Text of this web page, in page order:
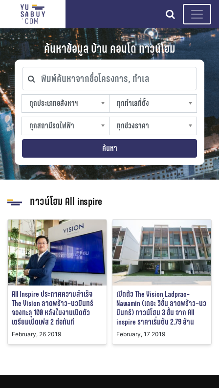
search
ค้นหาข้อมูล บ้าน คอนโด ทาวน์โฮม
พิมพ์ค้นหาจากชื่อโครงการ, ทำเล
ทุกประเภทอสังหาฯ
ทุกประเภทอสังหาฯ
sproperty
ทุกทำเลที่ตั้ง
ทุกทำเลที่ตั้ง
slocation
ทุกสถานีรถไฟฟ้า
ทุกสถานีรถไฟฟ้า
strain-station
ทุกช่วงราคา
ทุกช่วงราคา
sprice
ค้นหา
ทาวน์โฮม All inspire
All Inspire ประกาศความสำเร็จ
The Vision ลาดพร้าว–นวมินทร์
จองทะลุ 100 หลังในงานเปิดตัว
เตรียมเปิดเฟส 2 ต่อทันที
February, 26 2019
เปิดตัว The Vision Ladprao-
Nawamin (เดอะ วิชั่น ลาดพร้าว–นว
มินทร์) ทาวน์โฮม 3 ชั้น จาก All
inspire ราคาเริ่มต้น 2.79 ล้าน
February, 17 2019